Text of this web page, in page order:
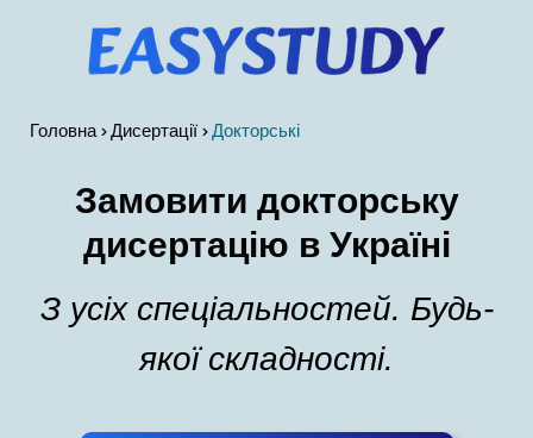
Замовити докторську
дисертацію в Україні
З усіх спеціальностей. Будь-
якої складності.
Головна Дисертації Докторські